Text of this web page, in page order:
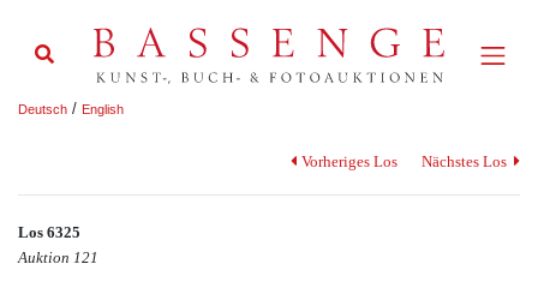
Deutsch / English
Vorheriges Los Nächstes Los
Los 6325
Auktion 121